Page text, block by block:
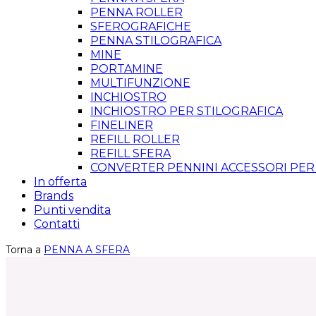
PENNA ROLLER
SFEROGRAFICHE
PENNA STILOGRAFICA
MINE
PORTAMINE
MULTIFUNZIONE
INCHIOSTRO
INCHIOSTRO PER STILOGRAFICA
FINELINER
REFILL ROLLER
REFILL SFERA
CONVERTER PENNINI ACCESSORI
In offerta
Brands
Punti vendita
Contatti
Torna a PENNA A SFERA